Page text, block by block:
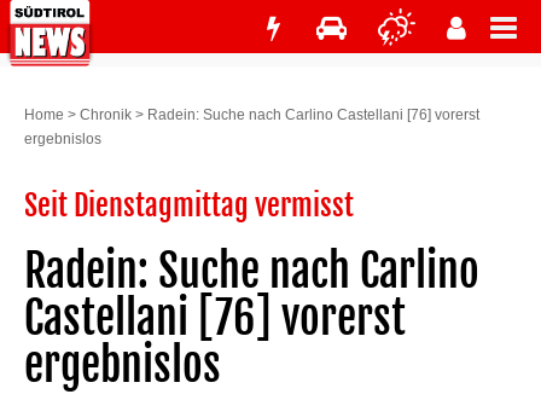
Home > Chronik > Radein: Suche nach Carlino Castellani [76] vorerst
ergebnislos
Seit Dienstagmittag vermisst
Radein: Suche nach Carlino
Castellani [76] vorerst
ergebnislos